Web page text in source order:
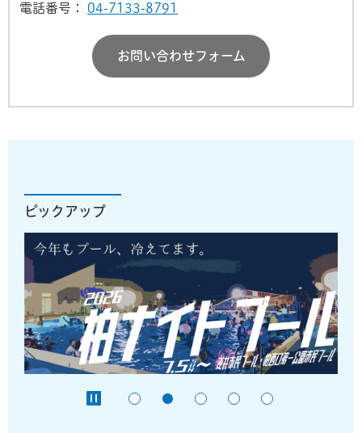
電話番号：
04-7133-8791
お問い合わせフォーム
ピックアップ